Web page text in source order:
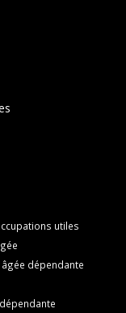
utiles
âgée dépendante